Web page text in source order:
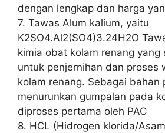
dengan lengkap dan harga
7. Tawas Alum kalium, yaitu
K2SO4.Al2(SO4)3.24H2O
kimia obat kolam renang yang
untuk penjernihan dan proses
kolam renang. Sebagai bahan
menurunkan gumpalan pada
diproses pertama oleh PAC
8. HCL (Hidrogen klorida/